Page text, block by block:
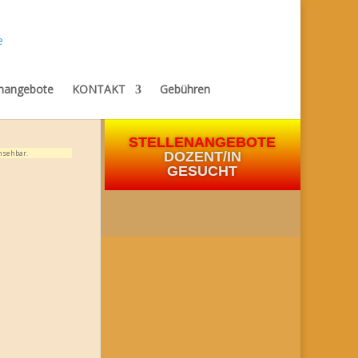
KONTAKT Gebühren
STELLENANGEBOTE
DOZENT/IN
GESUCHT